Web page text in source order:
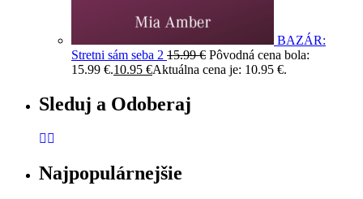
BAZÁR:
Stretni sám seba 2 15.99€ Pôvodná cena bola:
15.99 €.10.95 €Aktuálna cena je: 10.95 €.
Sleduj a Odoberaj
Najpopulárnejšie